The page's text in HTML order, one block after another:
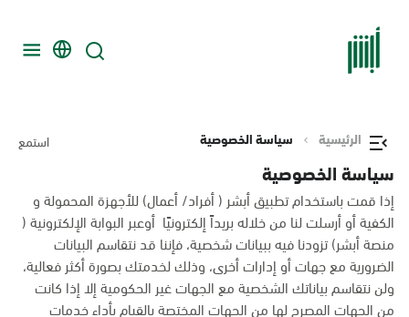
الرئيسية سياسة الخصوصية استمع
سياسة الخصوصية
إذا قمت باستخدام تطبيق أبشر ( أفراد/ أعمال) للأجهزة المحمولة و
الكفية أو أرسلت لنا من خلاله بريداً إلكترونيًا أوعبر البوابة الإلكترونية (
منصة أبشر) تزودنا فيه ببيانات شخصية، فإننا قد نتقاسم البيانات
الضرورية مع جهات أو إدارات أخرى، وذلك لخدمتك بصورة أكثر فعالية،
ولن نتقاسم بياناتك الشخصية مع الجهات غير الحكومية إلا إذا كانت
من الجهات المصرح لها من الجهات المختصة بالقيام بأداء خدمات